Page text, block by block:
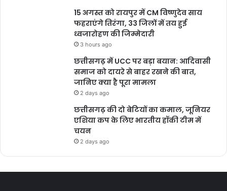
15 अगस्त को रायपुर में CM विष्णुदेव साय
फहराएंगे तिरंगा, 33 जिलों में तय हुई
ध्वजारोहण की जिम्मेदारी
3 hours ago
छत्तीसगढ़ में UCC पर बड़ा बयान: आदिवासी
समाज को दायरे से बाहर रखने की बात,
जानिए क्या है पूरा मामला
2 days ago
छत्तीसगढ़ की दो बेटियों का कमाल, जूनियर
एशिया कप के लिए भारतीय हॉकी टीम में
चयन
2 days ago